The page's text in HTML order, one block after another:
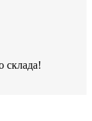
склада!